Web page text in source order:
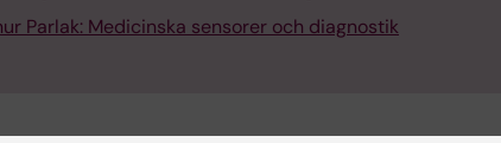
Parlak: Medicinska sensorer och diagnostik